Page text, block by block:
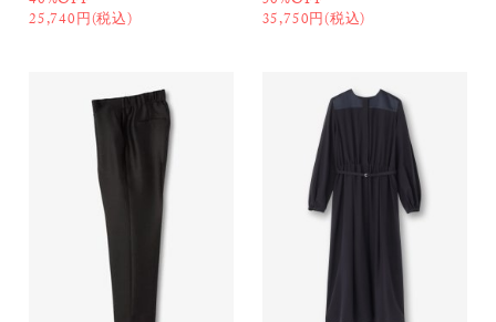
25,740円(税込)
35,750円(税込)